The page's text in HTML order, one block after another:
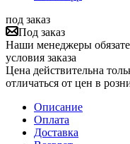
под заказ
Под заказ
Наши менеджеры
условия заказа
Цена действительна
отличаться от цен в
Описание
Оплата
Доставка